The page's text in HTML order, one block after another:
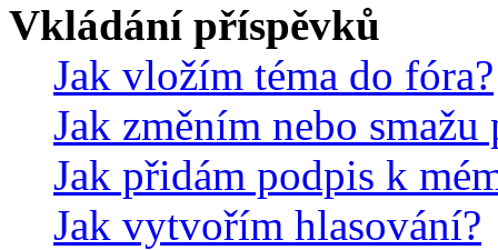
Vkládání příspěvků
Jak vložím téma do fóra?
Jak změním nebo smažu
Jak přidám podpis k
Jak vytvořím hlasování?